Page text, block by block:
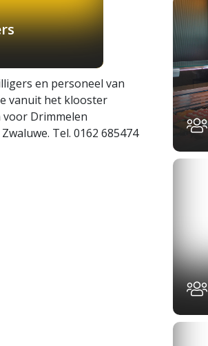
en personeel van
vanuit het klooster
voor Drimmelen
Tel. 0162 685474